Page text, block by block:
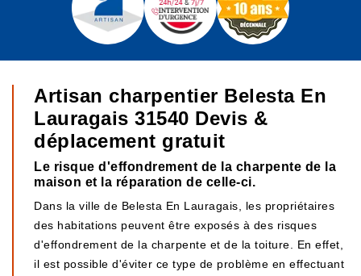
Artisan charpentier Belesta En
Lauragais 31540 Devis &
déplacement gratuit
Le risque d'effondrement de la charpente de la
maison et la réparation de celle-ci.
Dans la ville de Belesta En Lauragais, les propriétaires
des habitations peuvent être exposés à des risques
d'effondrement de la charpente et de la toiture. En effet,
il est possible d'éviter ce type de problème en effectuant